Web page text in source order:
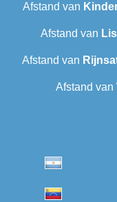
Afstand van
Afstand van
Afstand van
Afstand van